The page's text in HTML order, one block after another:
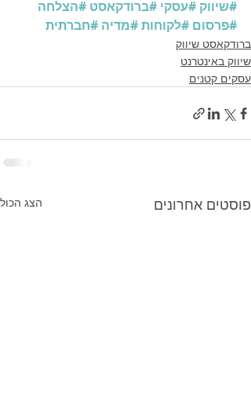
#שיווק #עסקי #ברודקאסט #הצלחה
#פרסום #לקוחות#מדיה #חברתית
ברודקאסט שיווק
שיווק באינטרנט
עסקים קטנים
פוסטים אחרונים הצג הכול